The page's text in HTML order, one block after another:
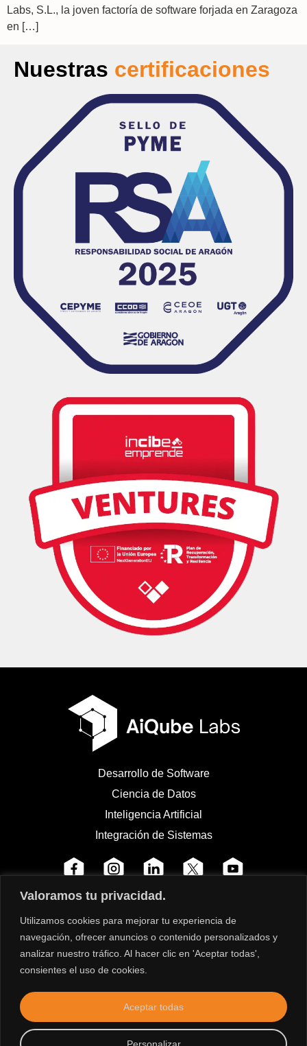
Valoramos tu privacidad.
Utilizamos cookies para mejorar tu experiencia de
navegación, ofrecer anuncios o contenido personalizados y
analizar nuestro tráfico. Al hacer clic en 'Aceptar todas',
consientes el uso de cookies.
Personalizar
Aceptar todas
Labs, S.L., la joven factoría de software forjada en Zaragoza
en […]
Nuestras certificaciones
Desarrollo de Software
Ciencia de Datos
Inteligencia Artificial
Integración de Sistemas